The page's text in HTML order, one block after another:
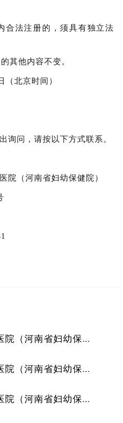
合法注册的，须具有独立法
其他内容不变。
（北京时间）
询问，请按以下方式联系。
院（河南省妇幼保健院）
郑州大学第三附属医院（河南省妇幼保健院)2026年医师节慰问品购置项目（二次）竞争性磋商公告
郑州大学第三附属医院（河南省妇幼保健院)2026年医师节慰问品购置项目废标公告
郑州大学第三附属医院（河南省妇幼保健院）体态分析仪及屈光筛查仪采购项目-竞争性磋商公告